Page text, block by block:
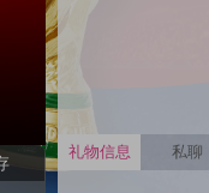
礼物信息 私聊